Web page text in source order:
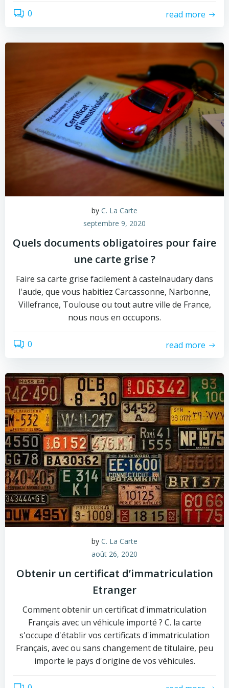
0 read more
by C. La Carte
septembre 9, 2020
Quels documents obligatoires pour faire
une carte grise ?
Faire sa carte grise facilement à castelnaudary dans
l'aude, que vous habitiez Carcassonne, Narbonne,
Villefrance, Toulouse ou tout autre ville de France,
nous nous en occupons.
0 read more
by C. La Carte
août 26, 2020
Obtenir un certificat d’immatriculation
Etranger
Comment obtenir un certificat d'immatriculation
Français avec un véhicule importé ? C. la carte
s'occupe d'établir vos certificats d'immatriculation
Français, avec ou sans changement de titulaire, peu
importe le pays d'origine de vos véhicules.